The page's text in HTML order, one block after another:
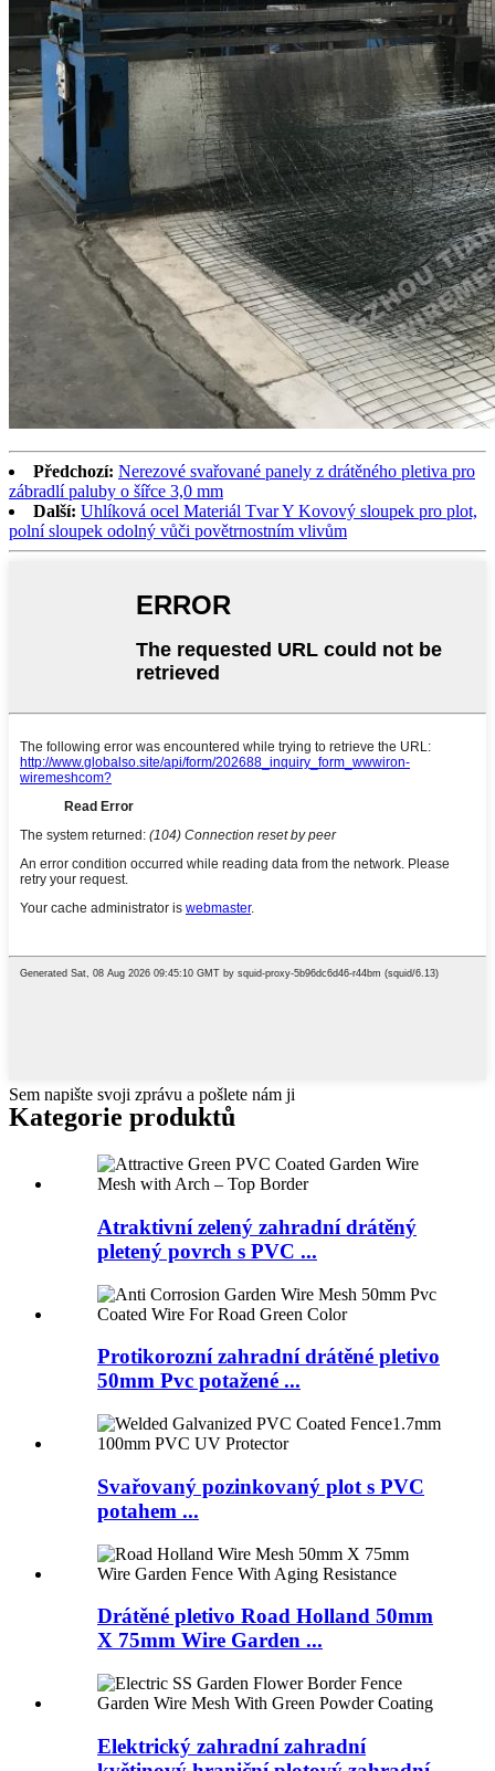
Předchozí: Nerezové svařované panely z drátěného pletiva pro
zábradlí paluby o šířce 3,0 mm
Další: Uhlíková ocel Materiál Tvar Y Kovový sloupek pro plot,
polní sloupek odolný vůči povětrnostním vlivům
Sem napište svoji zprávu a pošlete nám ji
Kategorie produktů
Atraktivní zelený zahradní drátěný
pletený povrch s PVC ...
Protikorozní zahradní drátěné pletivo
50mm Pvc potažené ...
Svařovaný pozinkovaný plot s PVC
potahem ...
Drátěné pletivo Road Holland 50mm
X 75mm Wire Garden ...
Elektrický zahradní zahradní